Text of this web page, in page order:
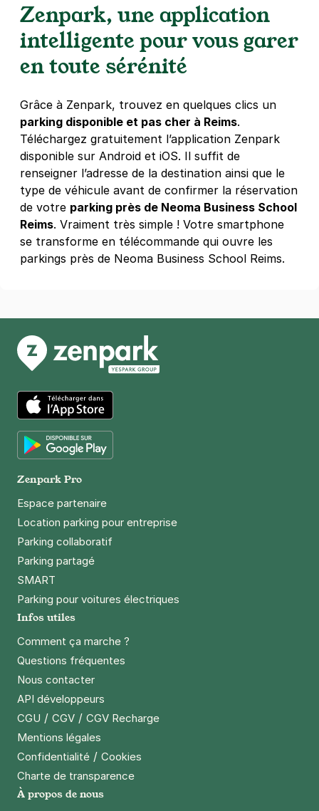
+ Abonnements disponibles
Reims - Gare de Reims - Clairmarais
51100Reims
4,4(18 avis)
+ Abonnements disponibles
Reims - Sciences Po Reims - Campus
1 rue Eugène Wiet
+ Abonnements disponibles
Reims - Coutures - Henry Vasnier
1 €/heure,7 €/jour,
+ Abonnements disponibles
Zenpark, une application
intelligente pour vous garer
en toute sérénité
Grâce à Zenpark, trouvez en quelques clics un
parking disponible et pas cher à Reims.
Téléchargez gratuitement l’application Zenpark
disponible sur Android et iOS. Il suffit de
renseigner l’adresse de la destination ainsi que le
type de véhicule avant de confirmer la réservation
de votre parking près de Neoma Business School
Reims. Vraiment très simple ! Votre smartphone
se transforme en télécommande qui ouvre les
parkings près de Neoma Business School Reims.
App Store
Zenpark Pro
Espace partenaire
Location parking pour entreprise
Parking collaboratif
Parking partagé
SMART
Parking pour voitures électriques
Infos utiles
Comment ça marche ?
Questions fréquentes
Nous contacter
API développeurs
CGU / CGV / CGV Recharge
Mentions légales
Confidentialité / Cookies
Charte de transparence
À propos de nous